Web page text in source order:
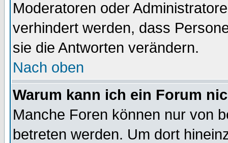
Moderatoren oder
verhindert werden, dass
sie die Antworten verändern.
Nach oben
Warum kann ich ein Forum
Manche Foren können nur von
betreten werden. Um dort